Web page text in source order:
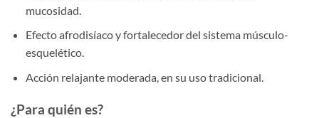
mucosidad.
Efecto afrodisíaco y fortalecedor del sistema músculo-
esquelético.
Acción relajante moderada, en su uso tradicional.
¿Para quién es?